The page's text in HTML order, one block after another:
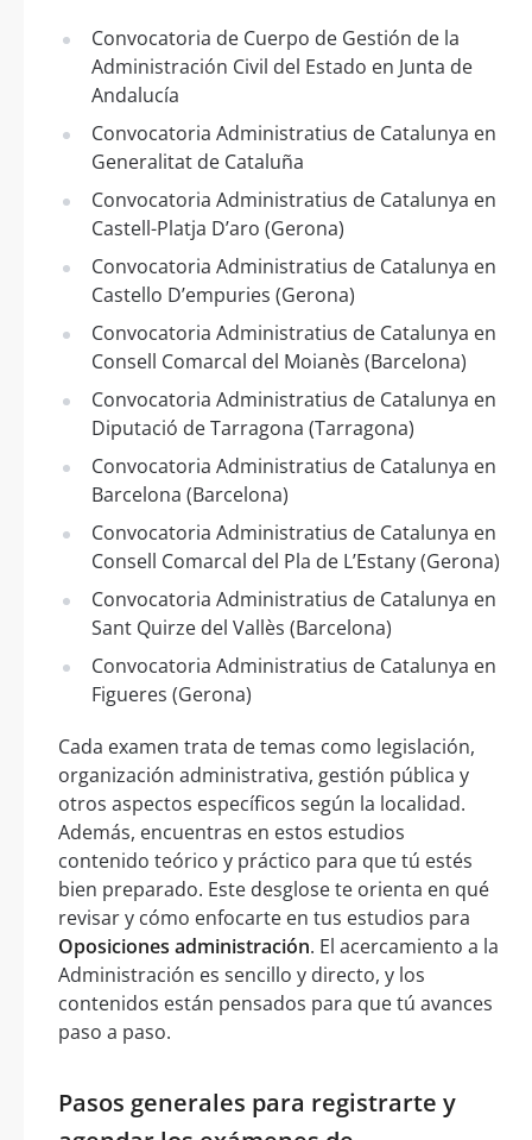
Convocatoria de Cuerpo de Gestión de la
Administración Civil del Estado en Junta de
Andalucía
Convocatoria Administratius de Catalunya en
Generalitat de Cataluña
Convocatoria Administratius de Catalunya en
Castell-Platja D’aro (Gerona)
Convocatoria Administratius de Catalunya en
Castello D’empuries (Gerona)
Convocatoria Administratius de Catalunya en
Consell Comarcal del Moianès (Barcelona)
Convocatoria Administratius de Catalunya en
Diputació de Tarragona (Tarragona)
Convocatoria Administratius de Catalunya en
Barcelona (Barcelona)
Convocatoria Administratius de Catalunya en
Consell Comarcal del Pla de L’Estany (Gerona)
Convocatoria Administratius de Catalunya en
Sant Quirze del Vallès (Barcelona)
Convocatoria Administratius de Catalunya en
Figueres (Gerona)
Cada examen trata de temas como legislación,
organización administrativa, gestión pública y
otros aspectos específicos según la localidad.
Además, encuentras en estos estudios
contenido teórico y práctico para que tú estés
bien preparado. Este desglose te orienta en qué
revisar y cómo enfocarte en tus estudios para
Oposiciones administración. El acercamiento a la
Administración es sencillo y directo, y los
contenidos están pensados para que tú avances
paso a paso.
Pasos generales para registrarte y